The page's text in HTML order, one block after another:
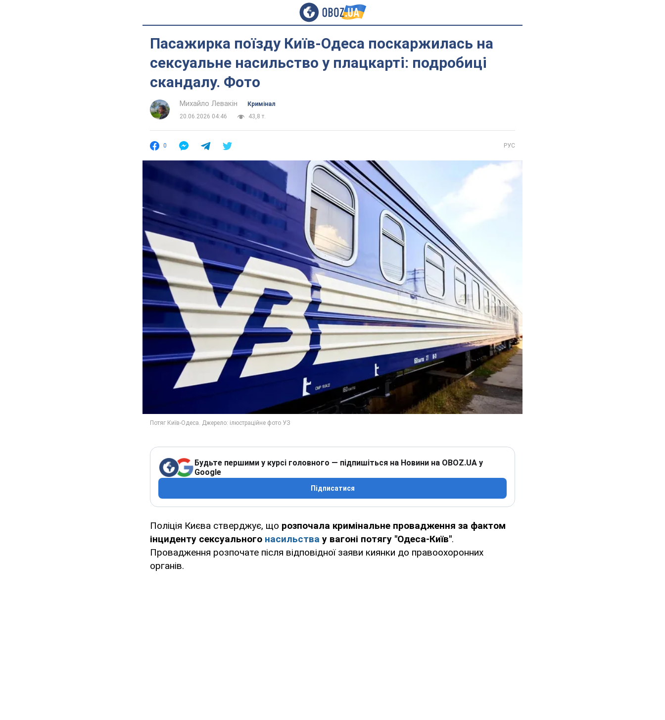
Пасажирка поїзду Київ-Одеса поскаржилась на
сексуальне насильство у плацкарті: подробиці
скандалу. Фото
Михайло Левакін
Кримінал
20.06.2026 04:46
43,8 т.
0 РУС
Будьте першими у курсі головного — підпишіться на Новини на OBOZ.UA у
Google
Підписатися
Поліція Києва стверджує, що розпочала кримінальне провадження за фактом
інциденту сексуального насильства у вагоні потягу "Одеса-Київ".
Провадження розпочате після відповідної заяви киянки до правоохоронних
органів.